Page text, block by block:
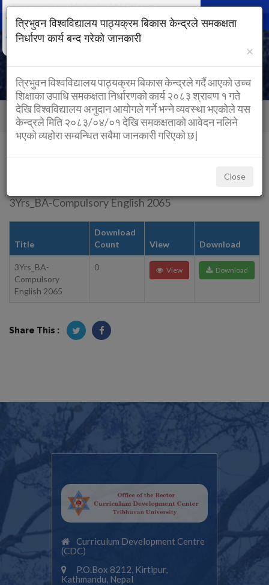
text/x-generic nav.blade.php ( ASCII text )
Back to Home Home post
3Yrs_BA-Compulsory English 2065
6348
3Yrs_BA-Compulsory English 2065
Title
Download
Count
View Download
3Yrs_BA-
Compulsory
English 2065
0 View Download
Share This :
Curriculum Development Centre
(CDC)
P.O.Box 8212, Kirtipur,
Kathmandu, Nepal
त्रिभुवन विश्वविद्यालय पाठ्यक्रम बिकास केन्द्रले समकक्षता
निर्धारण कार्य बन्द गरेको जानकारी
×
त्रिभुवन विश्वविद्यालय पाठ्यक्रम बिकास केन्द्रले गर्दै आएको उच्च
शिक्षाका उपाधि समकक्षता निर्धारणको कार्य २०८३ श्रावण १ गते
देखि विश्वविद्यालय अनुदान आयोगले गर्ने भन्ने व्यवस्था भएकोले यस
केन्द्रले मिति २०८३/०४/०१ देखि समकक्षताको आवेदन नलिने
भएको व्यहोरा सम्बन्धित सबैमा जानकारी गरिएको छ|
Close